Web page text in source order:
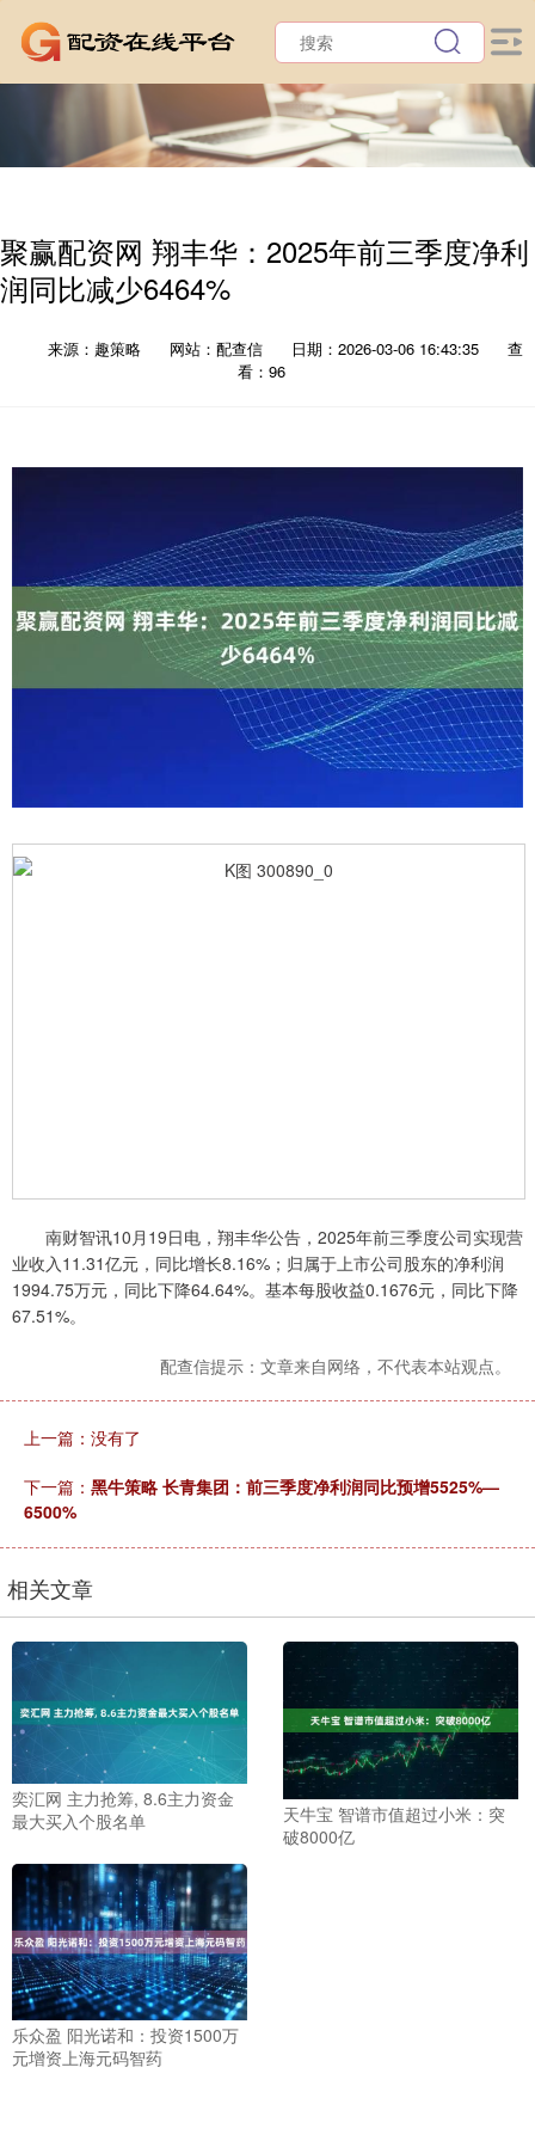
聚赢配资网 翔丰华：2025年前三季度净利
润同比减少6464%
来源：趣策略 网站：配查信 日期：2026-03-06 16:43:35
查
看：96
南财智讯10月19日电，翔丰华公告，2025年前三季度公司实现营
业收入11.31亿元，同比增长8.16%；归属于上市公司股东的净利润
1994.75万元，同比下降64.64%。基本每股收益0.1676元，同比下降
67.51%。
配查信提示：文章来自网络，不代表本站观点。
上一篇：没有了
下一篇： 黑牛策略 长青集团：前三季度净利润同比预增5525%—
6500%
相关文章
奕汇网 主力抢筹, 8.6主力资金
最大买入个股名单
天牛宝 智谱市值超过小米：突
破8000亿
乐众盈 阳光诺和：投资1500万
元增资上海元码智药